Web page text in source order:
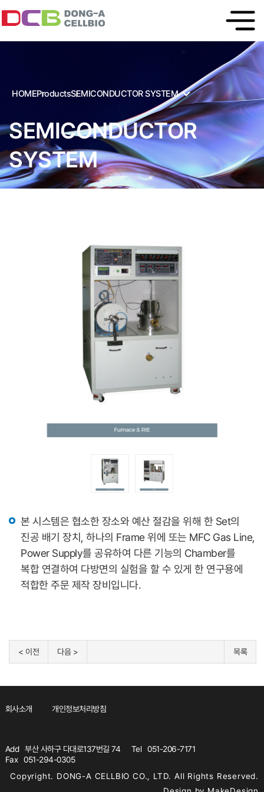
HOMEProductsSEMICONDUCTOR SYSTEM
SEMICONDUCTOR
SYSTEM
본 시스템은 협소한 장소와 예산 절감을 위해 한 Set의
진공 배기 장치, 하나의 Frame 위에 또는 MFC Gas Line,
Power Supply를 공유하여 다른 기능의 Chamber를
복합 연결하여 다방면의 실험을 할 수 있게 한 연구용에
적합한 주문 제작 장비입니다.
< 이전 다음 > 목록
회사소개 개인정보처리방침
Add 부산 사하구 다대로137번길 74 Tel
051-206-7171
Fax
051-294-0305
Copyright. DONG-A CELLBIO CO., LTD. All Rights Reserved.